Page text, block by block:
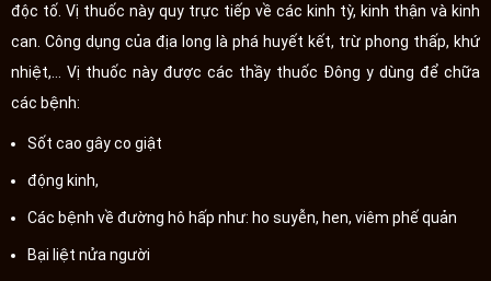
độc tố. Vị thuốc này quy trực tiếp về các kinh tỳ, kinh thận và kinh
can. Công dụng của địa long là phá huyết kết, trừ phong thấp, khứ
nhiệt,… Vị thuốc này được các thầy thuốc Đông y dùng để chữa
các bệnh:
Sốt cao gây co giật
động kinh,
Các bệnh về đường hô hấp như: ho suyễn, hen, viêm phế quản
Bại liệt nửa người